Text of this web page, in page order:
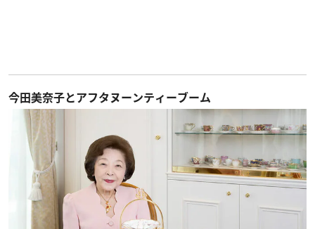
今田美奈子とアフタヌーンティーブーム